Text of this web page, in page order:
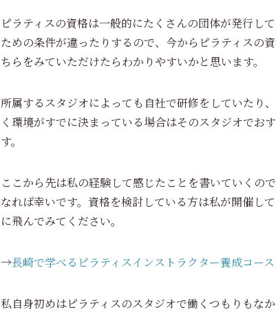
ピラティスの資格は一般的にたくさんの団体が発行し
ための条件が違ったりするので、今からピラティスの
ちらをみていただけたらわかりやすいかと思います。
所属するスタジオによっても自社で研修をしていたり
く環境がすでに決まっている場合はそのスタジオでお
す。
ここから先は私の経験して感じたことを書いていくの
なれば幸いです。資格を検討している方は私が開催し
に飛んでみてください。
→長崎で学べるピラティスインストラクター養成コース
私自身初めはピラティスのスタジオで働くつもりもな